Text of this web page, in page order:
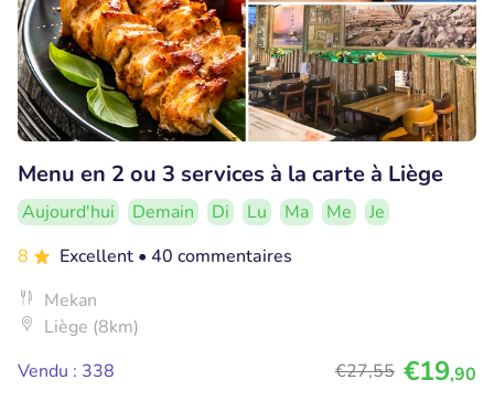
Menu en 2 ou 3 services à la carte à Liège
Aujourd'hui Demain Di Lu Ma Me
Je
8
Excellent • 40 commentaires
Mekan
Liège (8km)
Vendu : 338
€27,55 €19,90